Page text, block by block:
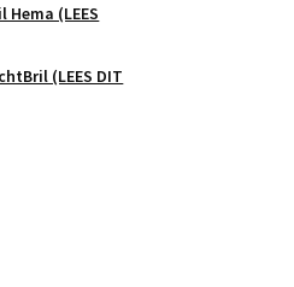
(LEES
(LEES DIT